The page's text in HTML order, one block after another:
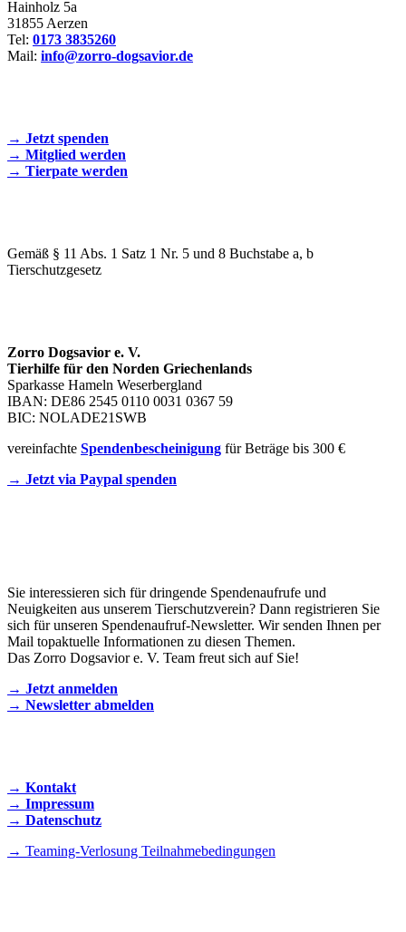
Hainholz 5a
31855 Aerzen
Tel: 0173 3835260
Mail: info@zorro-dogsavior.de
→ Jetzt spenden
→ Mitglied werden
→ Tierpate werden
Gemäß § 11 Abs. 1 Satz 1 Nr. 5 und 8 Buchstabe a, b
Tierschutzgesetz
Zorro Dogsavior e. V.
Tierhilfe für den Norden Griechenlands
Sparkasse Hameln Weserbergland
IBAN: DE86 2545 0110 0031 0367 59
BIC: NOLADE21SWB
vereinfachte Spendenbescheinigung für Beträge bis 300 €
→ Jetzt via Paypal spenden
Sie interessieren sich für dringende Spendenaufrufe und
Neuigkeiten aus unserem Tierschutzverein? Dann registrieren Sie
sich für unseren Spendenaufruf-Newsletter. Wir senden Ihnen per
Mail topaktuelle Informationen zu diesen Themen.
Das Zorro Dogsavior e. V. Team freut sich auf Sie!
→ Jetzt anmelden
→ Newsletter abmelden
→ Kontakt
→ Impressum
→ Datenschutz
→ Teaming-Verlosung Teilnahmebedingungen